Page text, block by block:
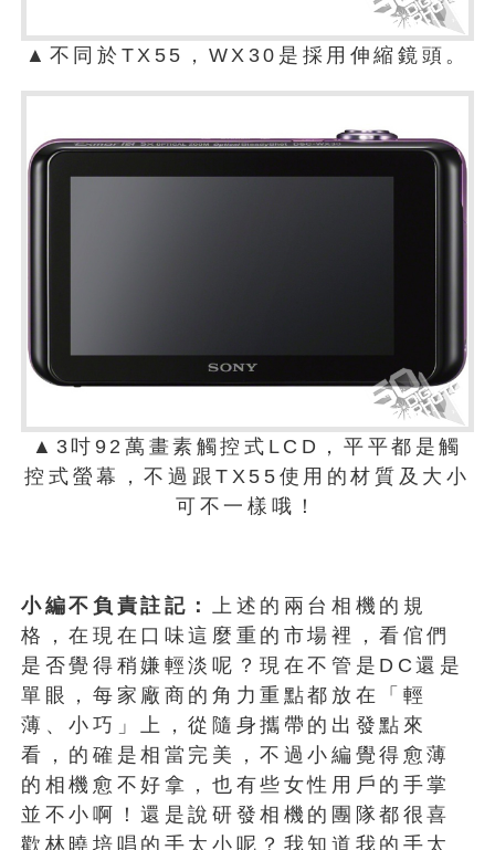
▲不同於TX55，WX30是採用伸縮鏡頭。
▲3吋92萬畫素觸控式LCD，平平都是觸
控式螢幕，不過跟TX55使用的材質及大小
可不一樣哦！
小編不負責註記： 上述的兩台相機的規
格，在現在口味這麼重的市場裡，看倌們
是否覺得稍嫌輕淡呢？現在不管是DC還是
單眼，每家廠商的角力重點都放在「輕
薄、小巧」上，從隨身攜帶的出發點來
看，的確是相當完美，不過小編覺得愈薄
的相機愈不好拿，也有些女性用戶的手掌
並不小啊！還是說研發相機的團隊都很喜
歡林曉培唱的手太小呢？我知道我的手太